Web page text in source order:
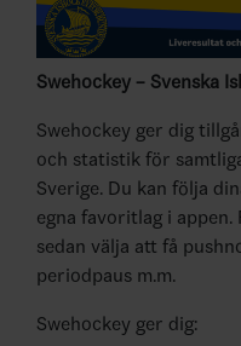
Swehockey – Svenska
Swehockey ger dig
och statistik för
Sverige. Du kan följa
egna favoritlag i
sedan välja att få
periodpaus m.m.
Swehockey ger dig: